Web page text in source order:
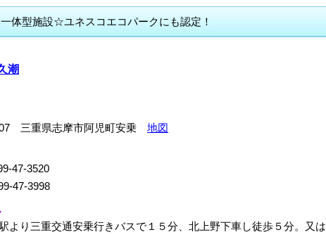
体型施設☆ユネスコエコパークにも認定！
潮
三重県志摩市阿児町安乗 地図
47-3520
47-3998
より三重交通安乗行きバスで１５分、北上野下車し徒歩５分。又は